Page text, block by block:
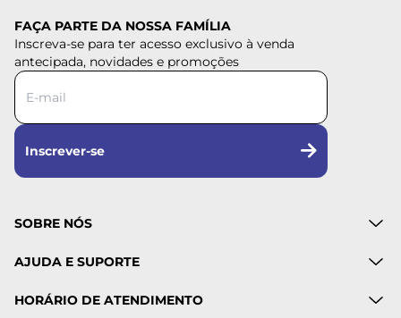
FAÇA PARTE DA NOSSA FAMÍLIA
Inscreva-se para ter acesso exclusivo à venda
antecipada, novidades e promoções
Inscrever-se
SOBRE NÓS
AJUDA E SUPORTE
HORÁRIO DE ATENDIMENTO